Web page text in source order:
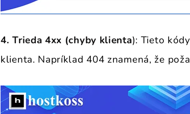
4. Trieda 4xx (chyby klienta): Tieto
klienta. Napríklad 404 znamená, že